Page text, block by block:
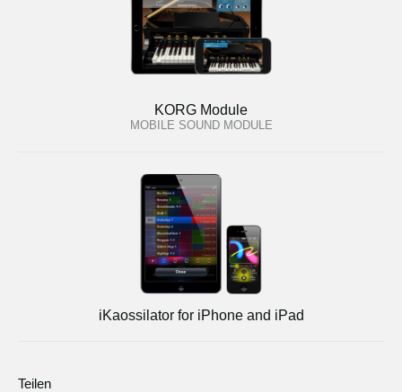
KORG Module
MOBILE SOUND MODULE
iKaossilator for iPhone and iPad
Teilen